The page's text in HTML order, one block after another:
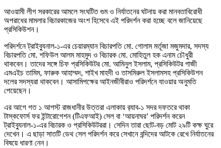
আওয়ামী লীগ সরকারের আমলে সংঘটিত গুম ও নির্যাতনের ঘটনায় করা মানবতাবিরোধী
অপরাধের মামলার বিচারকাজের অংশ হিসেবে এই পরিদর্শন করা হচ্ছে বলে জানিয়েছে
প্রসিকিউশন।
পরিদর্শনে ট্রাইব্যুনাল-১-এর চেয়ারম্যান বিচারপতি মো. গোলাম মর্তূজা মজুমদার, সদস্য
বিচারপতি মো. শফিউল আলম মাহমুদ ও বিচারক মো. মোহিতুল হক এনাম চৌধুরী
থাকবেন। তাদের সঙ্গে চিফ প্রসিকিউটর মো. আমিনুল ইসলাম, প্রসিকিউটর গাজী
এমএইচ তামিম, ফারুক আহাম্মদ, শাইখ মাহদী ও তাসমিরুল ইসলামসহ প্রসিকিউশন
দলের সদস্যরা থাকবেন। আসামিপক্ষের আইনজীবীরাও পরিদর্শনে যাওয়ার অনুমতি
পেয়েছেন।
এর আগে গত ১ আগস্ট রাজধানীর উত্তরা এলাকায় র‍্যাব-১ সদর দফতরে থাকা
টাস্কফোর্স ফর ইন্টারোগেশন (টিএফআই) সেল বা ‘আয়নাঘর’ পরিদর্শন করেন
ট্রাইব্যুনাল-১-এর বিচারক ও প্রসিকিউটররা। সেদিন তারা ছোট-বড় মোট ২৯টি কক্ষ ঘুরে
দেখেন। এ ছাড়া সাতটি ডেথ সেল পরিদর্শন করে সেখানে বন্দিদের আটকে রেখে নির্যাতনের
বিষয়ে ধারণা নেন।